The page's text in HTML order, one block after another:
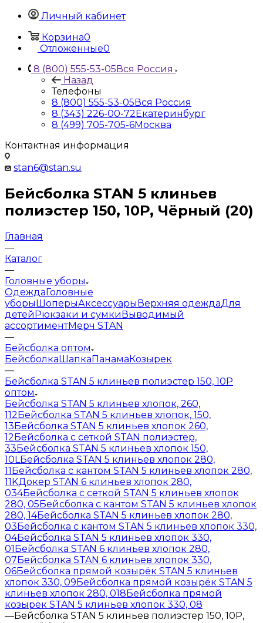
Личный кабинет
Корзина0
Отложенные0
8 (800) 555-53-05Вся Россия
Назад
Телефоны
8 (800) 555-53-05Вся Россия
8 (343) 226-00-72Екатеринбург
8 (499) 705-705-6Москва
Контактная информация
stan6@stan.su
Бейсболка STAN 5 клиньев
полиэстер 150, 10P, Чёрный (20)
Главная
—
Каталог
—
Головные уборы
ОдеждаГоловные
уборыШоперыАксессуарыВерхняя одеждаДля
детейРюкзаки и сумкиВыводимый
ассортиментМерч STAN
—
Бейсболка оптом
БейсболкаШапкаПанамаКозырек
—
Бейсболка STAN 5 клиньев полиэстер 150, 10P
оптом
Бейсболка STAN 5 клиньев хлопок, 260,
112Бейсболка STAN 5 клиньев хлопок, 150,
13Бейсболка STAN 5 клиньев хлопок 260,
12Бейсболка с сеткой STAN полиэстер,
33Бейсболка STAN 5 клиньев хлопок 150,
10L Бейсболка STAN 5 клиньев хлопок 280,
11Бейсболка с кантом STAN 5 клиньев хлопок 280,
11KДокер STAN 6 клиньев хлопок 280,
034Бейсболка с сеткой STAN 5 клиньев хлопок
280, 05Бейсболка с кантом STAN 5 клиньев хлопок
280, 14Бейсболка STAN 5 клиньев хлопок 280,
03Бейсболка с кантом STAN 5 клиньев хлопок 330,
04Бейсболка STAN 5 клиньев хлопок 330,
01Бейсболка STAN 6 клиньев хлопок 280,
07Бейсболка STAN 6 клиньев хлопок 330,
06Бейсболка прямой козырёк STAN 5 клиньев
хлопок 330, 09Бейсболка прямой козырёк STAN 5
клиньев хлопок 280, 018Бейсболка прямой
козырёк STAN 5 клиньев хлопок 330, 08
—Бейсболка STAN 5 клиньев полиэстер 150, 10P,